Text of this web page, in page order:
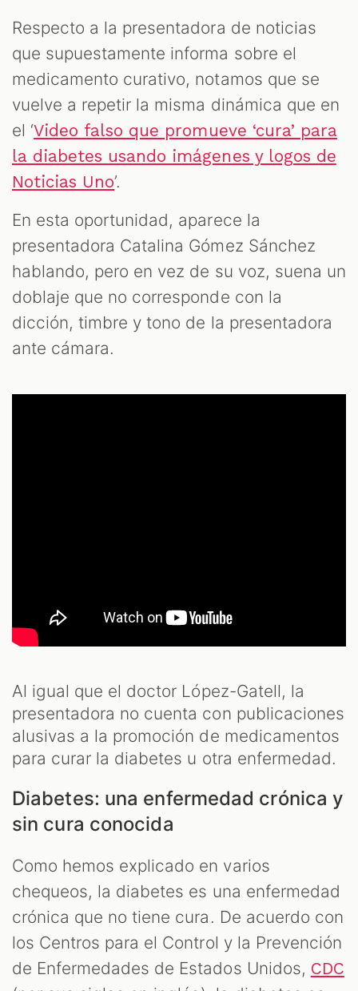
Respecto a la presentadora de noticias
que supuestamente informa sobre el
medicamento curativo, notamos que se
vuelve a repetir la misma dinámica que en
el ‘Video falso que promueve ‘cura’ para
la diabetes usando imágenes y logos de
Noticias Uno’.
En esta oportunidad, aparece la
presentadora Catalina Gómez Sánchez
hablando, pero en vez de su voz, suena un
doblaje que no corresponde con la
dicción, timbre y tono de la presentadora
ante cámara.
Al igual que el doctor López-Gatell, la
presentadora no cuenta con publicaciones
alusivas a la promoción de medicamentos
para curar la diabetes u otra enfermedad.
Diabetes: una enfermedad crónica y
sin cura conocida
Como hemos explicado en varios
chequeos, la diabetes es una enfermedad
crónica que no tiene cura. De acuerdo con
los Centros para el Control y la Prevención
de Enfermedades de Estados Unidos, CDC